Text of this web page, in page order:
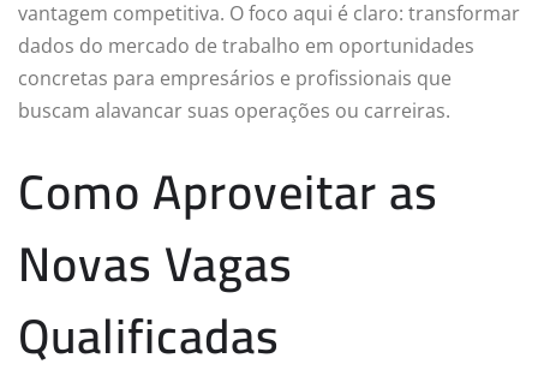
vantagem competitiva. O foco aqui é claro: transformar
dados do mercado de trabalho em oportunidades
concretas para empresários e profissionais que
buscam alavancar suas operações ou carreiras.
Como Aproveitar as
Novas Vagas
Qualificadas